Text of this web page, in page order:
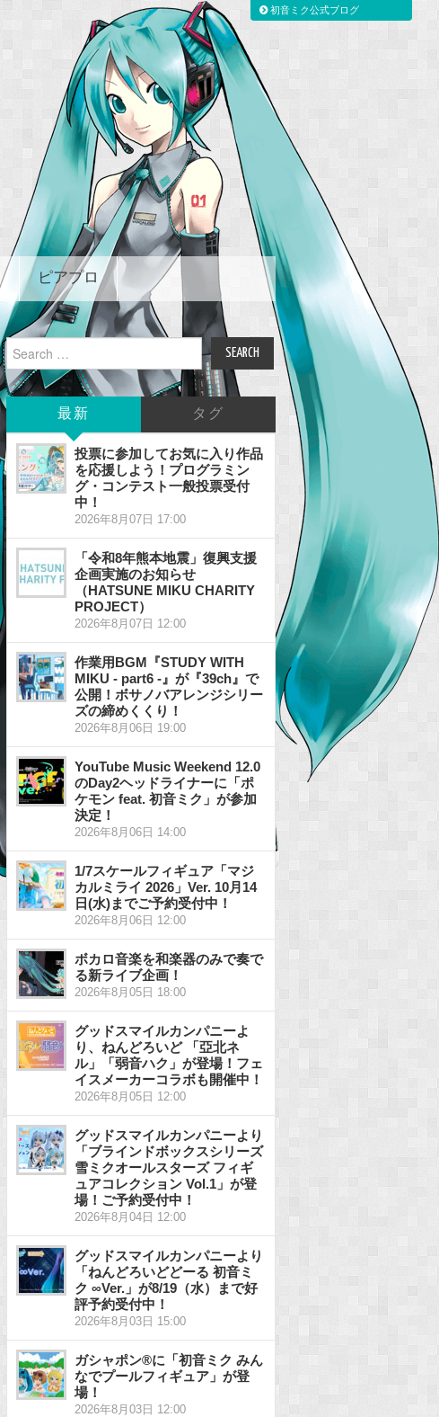
ピアプロ
Search
for:
最新 タグ
投票に参加してお気に入り作品
を応援しよう！プログラミン
グ・コンテスト一般投票受付
中！
2026年8月07日 17:00
「令和8年熊本地震」復興支援
企画実施のお知らせ
（HATSUNE MIKU CHARITY
PROJECT）
2026年8月07日 12:00
作業用BGM『STUDY WITH
MIKU - part6 -』が『39ch』で
公開！ボサノバアレンジシリー
ズの締めくくり！
2026年8月06日 19:00
YouTube Music Weekend 12.0
のDay2ヘッドライナーに「ポ
ケモン feat. 初音ミク」が参加
決定！
2026年8月06日 14:00
1/7スケールフィギュア「マジ
カルミライ 2026」Ver. 10月14
日(水)までご予約受付中！
2026年8月06日 12:00
ボカロ音楽を和楽器のみで奏で
る新ライブ企画！
2026年8月05日 18:00
グッドスマイルカンパニーよ
り、ねんどろいど 「亞北ネ
ル」「弱音ハク」が登場！フェ
イスメーカーコラボも開催中！
2026年8月05日 12:00
グッドスマイルカンパニーより
「ブラインドボックスシリーズ
雪ミクオールスターズ フィギ
ュアコレクション Vol.1」が登
場！ご予約受付中！
2026年8月04日 12:00
グッドスマイルカンパニーより
「ねんどろいどどーる 初音ミ
ク ∞Ver.」が8/19（水）まで好
評予約受付中！
2026年8月03日 15:00
ガシャポン®に「初音ミク みん
なでプールフィギュア」が登
場！
2026年8月03日 12:00
初音ミク公式ブログ